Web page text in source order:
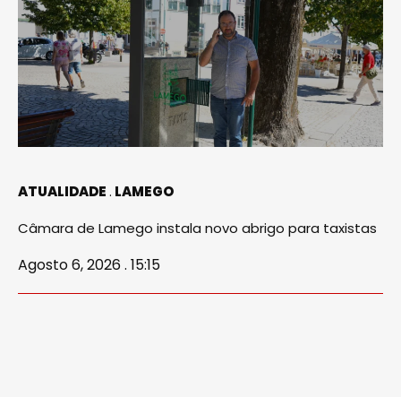
ATUALIDADE LAMEGO
Câmara de Lamego instala novo abrigo para taxistas
Agosto 6, 2026 . 15:15